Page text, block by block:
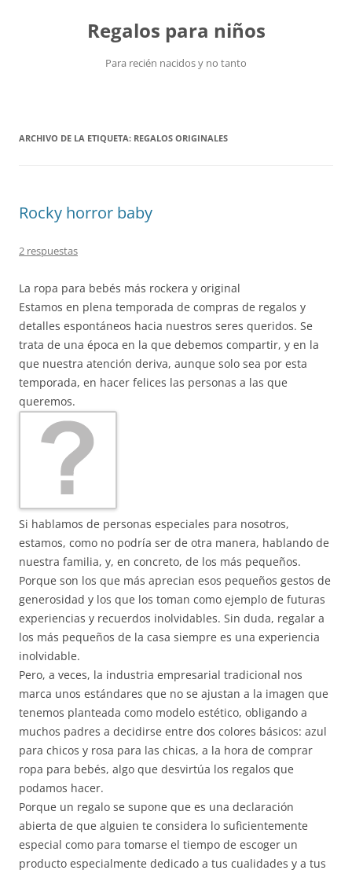
Regalos para niños
Para recién nacidos y no tanto
ARCHIVO DE LA ETIQUETA: REGALOS ORIGINALES
Rocky horror baby
2 respuestas
La ropa para bebés más rockera y original
Estamos en plena temporada de compras de regalos y
detalles espontáneos hacia nuestros seres queridos. Se
trata de una época en la que debemos compartir, y en la
que nuestra atención deriva, aunque solo sea por esta
temporada, en hacer felices las personas a las que
queremos.
Si hablamos de personas especiales para nosotros,
estamos, como no podría ser de otra manera, hablando de
nuestra familia, y, en concreto, de los más pequeños.
Porque son los que más aprecian esos pequeños gestos de
generosidad y los que los toman como ejemplo de futuras
experiencias y recuerdos inolvidables. Sin duda, regalar a
los más pequeños de la casa siempre es una experiencia
inolvidable.
Pero, a veces, la industria empresarial tradicional nos
marca unos estándares que no se ajustan a la imagen que
tenemos planteada como modelo estético, obligando a
muchos padres a decidirse entre dos colores básicos: azul
para chicos y rosa para las chicas, a la hora de comprar
ropa para bebés, algo que desvirtúa los regalos que
podamos hacer.
Porque un regalo se supone que es una declaración
abierta de que alguien te considera lo suficientemente
especial como para tomarse el tiempo de escoger un
producto especialmente dedicado a tus cualidades y a tus